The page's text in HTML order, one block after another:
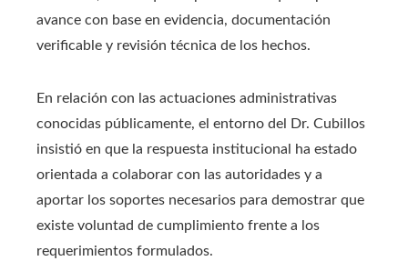
avance con base en evidencia, documentación
verificable y revisión técnica de los hechos.
En relación con las actuaciones administrativas
conocidas públicamente, el entorno del Dr. Cubillos
insistió en que la respuesta institucional ha estado
orientada a colaborar con las autoridades y a
aportar los soportes necesarios para demostrar que
existe voluntad de cumplimiento frente a los
requerimientos formulados.